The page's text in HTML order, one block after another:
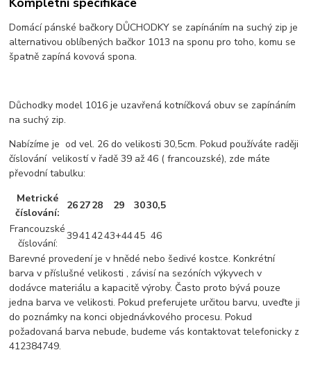
Domácí pánské bačkory DŮCHODKY se zapínáním na suchý zip je
alternativou oblíbených bačkor 1013 na sponu pro toho, komu se
špatně zapíná kovová spona.
Důchodky model 1016 je uzavřená kotníčková obuv se zapínáním
na suchý zip.
Nabízíme je od vel. 26 do velikosti 30,5cm. Pokud používáte raději
číslování velikostí v řadě 39 až 46 ( francouzské), zde máte
převodní tabulku:
Metrické
číslování:
262728 29 3030,5
Francouzské
číslování:
39414243+4445 46
Barevné provedení je v hnědé nebo šedivé kostce. Konkrétní
barva v příslušné velikosti , závisí na sezóních výkyvech v
dodávce materiálu a kapacitě výroby. Často proto bývá pouze
jedna barva ve velikosti. Pokud preferujete určitou barvu, uveďte ji
do poznámky na konci objednávkového procesu. Pokud
požadovaná barva nebude, budeme vás kontaktovat telefonicky z
412384749.